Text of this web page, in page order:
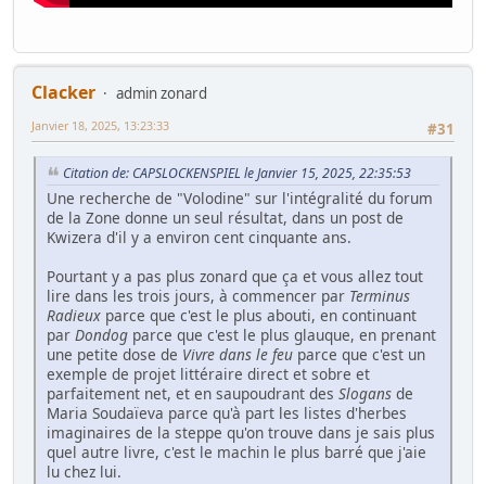
Clacker
admin zonard
#31
Janvier 18, 2025, 13:23:33
Citation de: CAPSLOCKENSPIEL le Janvier 15, 2025, 22:35:53
Une recherche de "Volodine" sur l'intégralité du forum
de la Zone donne un seul résultat, dans un post de
Kwizera d'il y a environ cent cinquante ans.
Pourtant y a pas plus zonard que ça et vous allez tout
lire dans les trois jours, à commencer par Terminus
Radieux parce que c'est le plus abouti, en continuant
par Dondog parce que c'est le plus glauque, en prenant
une petite dose de Vivre dans le feu parce que c'est un
exemple de projet littéraire direct et sobre et
parfaitement net, et en saupoudrant des Slogans de
Maria Soudaïeva parce qu'à part les listes d'herbes
imaginaires de la steppe qu'on trouve dans je sais plus
quel autre livre, c'est le machin le plus barré que j'aie
lu chez lui.